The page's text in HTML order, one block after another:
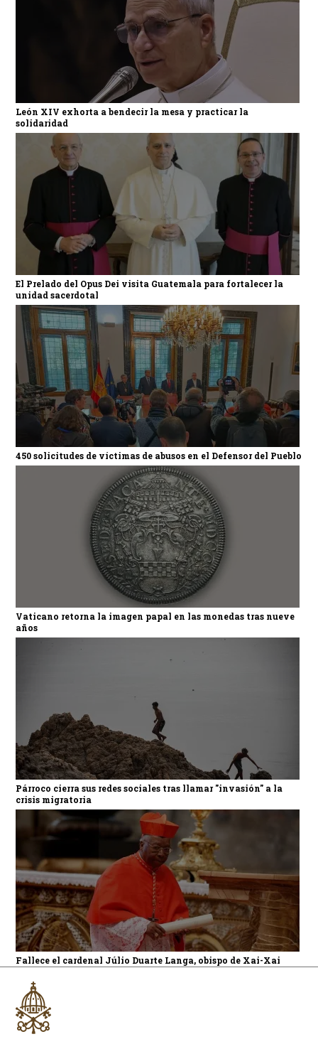
León XIV exhorta a bendecir la mesa y practicar la
solidaridad
El Prelado del Opus Dei visita Guatemala para fortalecer la
unidad sacerdotal
450 solicitudes de víctimas de abusos en el Defensor del Pueblo
Vaticano retorna la imagen papal en las monedas tras nueve
años
Párroco cierra sus redes sociales tras llamar "invasión" a la
crisis migratoria
Fallece el cardenal Júlio Duarte Langa, obispo de Xai-Xai